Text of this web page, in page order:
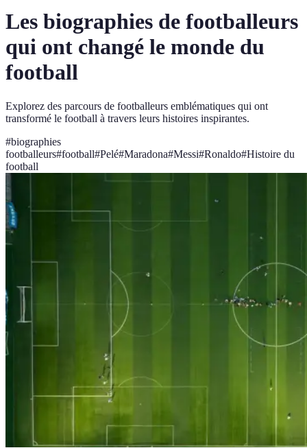
Les biographies de footballeurs
qui ont changé le monde du
football
Explorez des parcours de footballeurs emblématiques qui ont
transformé le football à travers leurs histoires inspirantes.
#biographies
footballeurs#football#Pelé#Maradona#Messi#Ronaldo#Histoire du
football